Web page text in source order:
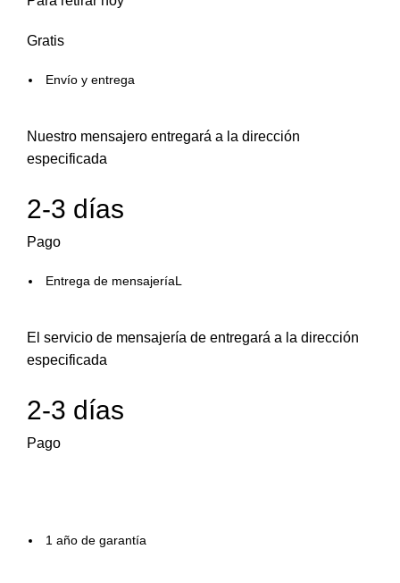
Gratis
Envío y entrega
Nuestro mensajero entregará a la dirección
especificada
2-3 días
Pago
Entrega de mensajeríaL
El servicio de mensajería de entregará a la dirección
especificada
2-3 días
Pago
1 año de garantía